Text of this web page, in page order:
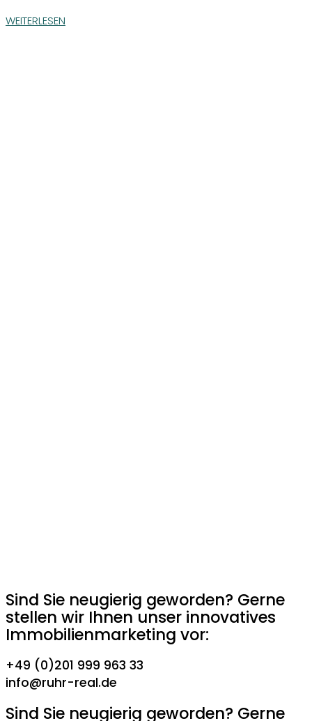
WEITERLESEN
Sind Sie neugierig geworden? Gerne
stellen wir Ihnen unser innovatives
Immobilienmarketing vor:
+49 (0)201 999 963 33
info@ruhr-real.de
Sind Sie neugierig geworden? Gerne